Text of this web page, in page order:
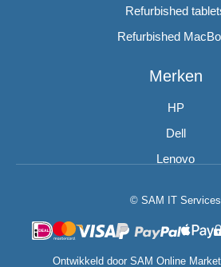
Refurbished
Refurbished
Merken
HP
Dell
Lenovo
© SAM IT Services
Ontwikkeld door SAM Online